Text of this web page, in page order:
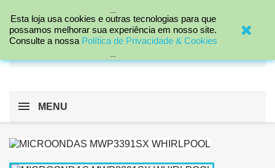

MENU
Esta loja usa cookies e outras tecnologias para que
possamos melhorar sua experiência em nosso site.
Consulte a nossa Política de Privacidade & Cookies